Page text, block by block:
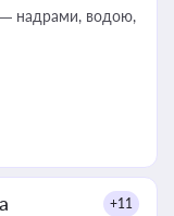
надрами, водою,
+11